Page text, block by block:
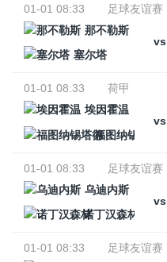
01-01 08:33
足球友谊赛
那不勒斯
vs
塞尔塔
01-01 08:33
荷甲
埃因霍温
vs
福图纳锡塔德
01-01 08:33
足球友谊赛
乌迪内斯
vs
诺丁汉森林
01-01 08:33
足球友谊赛